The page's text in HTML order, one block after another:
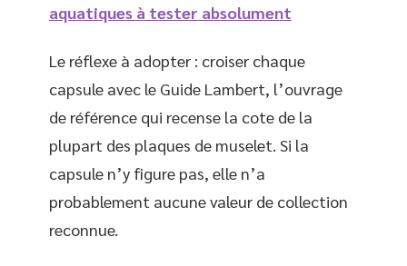
aquatiques à tester absolument
Le réflexe à adopter : croiser chaque
capsule avec le Guide Lambert, l’ouvrage
de référence qui recense la cote de la
plupart des plaques de muselet. Si la
capsule n’y figure pas, elle n’a
probablement aucune valeur de collection
reconnue.